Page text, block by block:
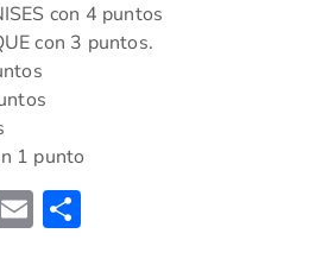
con 4 puntos
con 3 puntos.
1 punto
Email